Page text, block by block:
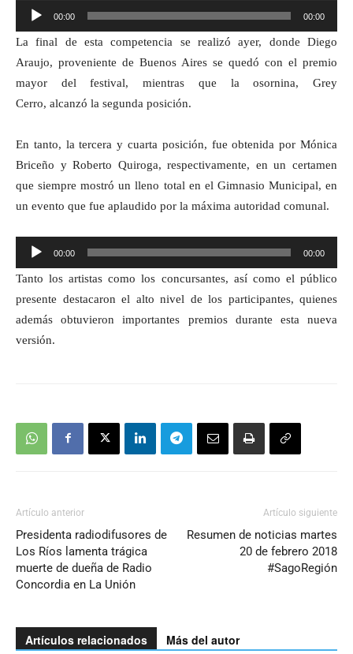
Reproductor
de
audio
00:00 00:00
La final de esta competencia se realizó ayer, donde Diego
Araujo, proveniente de Buenos Aires se quedó con el premio
mayor del festival,mientras que la osornina, Grey
Cerro, alcanzó la segunda posición.
En tanto, la tercera y cuarta posición, fue obtenida por Mónica
Briceño y Roberto Quiroga,respectivamente, en un certamen
que siempre mostró un lleno total en el Gimnasio Municipal, en
un evento que fue aplaudido por la máxima autoridad comunal.
Reproductor
de
audio
00:00 00:00
Tanto los artistas como los concursantes, así como el público
presente destacaron el alto nivel de los participantes, quienes
además obtuvieron importantes premios durante esta nueva
versión.
Artículo anterior
Presidenta radiodifusores de
Los Ríos lamenta trágica
muerte de dueña de Radio
Concordia en La Unión
Artículo siguiente
Resumen de noticias martes
20 de febrero 2018
#SagoRegión
Artículos relacionados Más del autor